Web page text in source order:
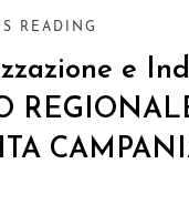
READING
e